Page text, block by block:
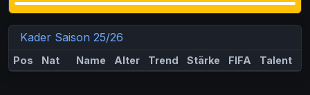
Kader Saison 25/26
Pos Nat Name Alter Trend Stärke FIFA Talent